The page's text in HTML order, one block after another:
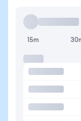
15m